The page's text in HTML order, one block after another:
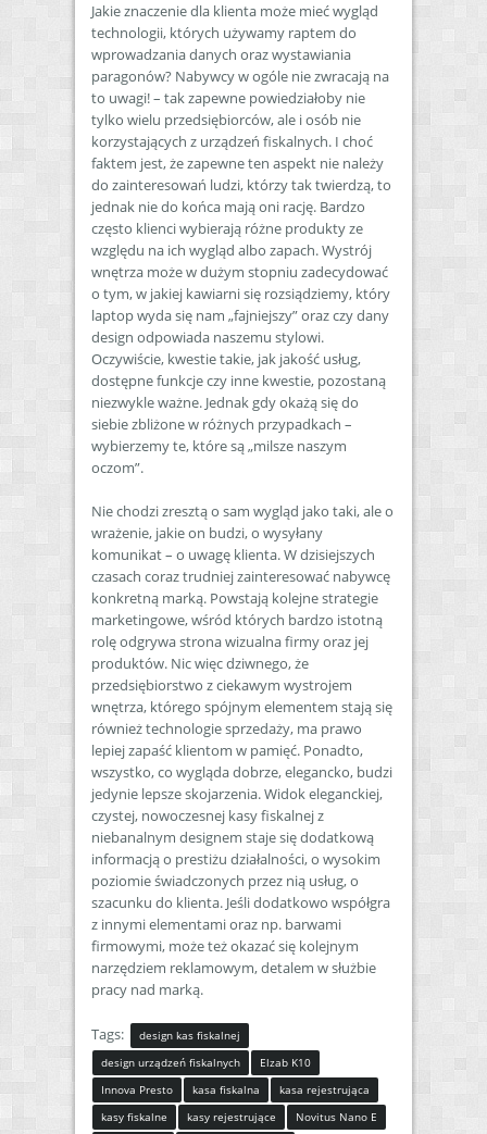
Jakie znaczenie dla klienta może mieć wygląd
technologii, których używamy raptem do
wprowadzania danych oraz wystawiania
paragonów? Nabywcy w ogóle nie zwracają na
to uwagi! – tak zapewne powiedziałoby nie
tylko wielu przedsiębiorców, ale i osób nie
korzystających z urządzeń fiskalnych. I choć
faktem jest, że zapewne ten aspekt nie należy
do zainteresowań ludzi, którzy tak twierdzą, to
jednak nie do końca mają oni rację. Bardzo
często klienci wybierają różne produkty ze
względu na ich wygląd albo zapach. Wystrój
wnętrza może w dużym stopniu zadecydować
o tym, w jakiej kawiarni się rozsiądziemy, który
laptop wyda się nam „fajniejszy” oraz czy dany
design odpowiada naszemu stylowi.
Oczywiście, kwestie takie, jak jakość usług,
dostępne funkcje czy inne kwestie, pozostaną
niezwykle ważne. Jednak gdy okażą się do
siebie zbliżone w różnych przypadkach –
wybierzemy te, które są „milsze naszym
oczom”.
Nie chodzi zresztą o sam wygląd jako taki, ale o
wrażenie, jakie on budzi, o wysyłany
komunikat – o uwagę klienta. W dzisiejszych
czasach coraz trudniej zainteresować nabywcę
konkretną marką. Powstają kolejne strategie
marketingowe, wśród których bardzo istotną
rolę odgrywa strona wizualna firmy oraz jej
produktów. Nic więc dziwnego, że
przedsiębiorstwo z ciekawym wystrojem
wnętrza, którego spójnym elementem stają się
również technologie sprzedaży, ma prawo
lepiej zapaść klientom w pamięć. Ponadto,
wszystko, co wygląda dobrze, elegancko, budzi
jedynie lepsze skojarzenia. Widok eleganckiej,
czystej, nowoczesnej kasy fiskalnej z
niebanalnym designem staje się dodatkową
informacją o prestiżu działalności, o wysokim
poziomie świadczonych przez nią usług, o
szacunku do klienta. Jeśli dodatkowo współgra
z innymi elementami oraz np. barwami
firmowymi, może też okazać się kolejnym
narzędziem reklamowym, detalem w służbie
pracy nad marką.
Tags:
design kas fiskalnej
design urządzeń fiskalnych
Elzab K10
Innova Presto
kasa fiskalna
kasa rejestrująca
kasy fiskalne
kasy rejestrujące Novitus Nano E